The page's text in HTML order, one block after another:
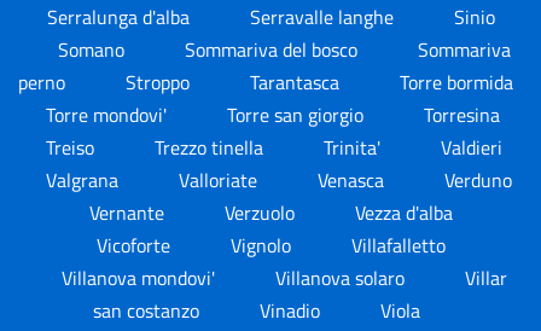
Serralunga d'alba
Serravalle langhe
Sinio
Somano
Sommariva del bosco
Sommariva
perno
Stroppo Tarantasca
Torre bormida
Torre mondovi'
Torre san giorgio
Torresina
Treiso
Trezzo tinella Trinita'
Valdieri
Valgrana
Valloriate Venasca
Verduno
Vernante
Verzuolo
Vezza d'alba
Vicoforte
Vignolo
Villafalletto
Villanova mondovi'
Villanova solaro
Villar
san costanzo
Vinadio
Viola